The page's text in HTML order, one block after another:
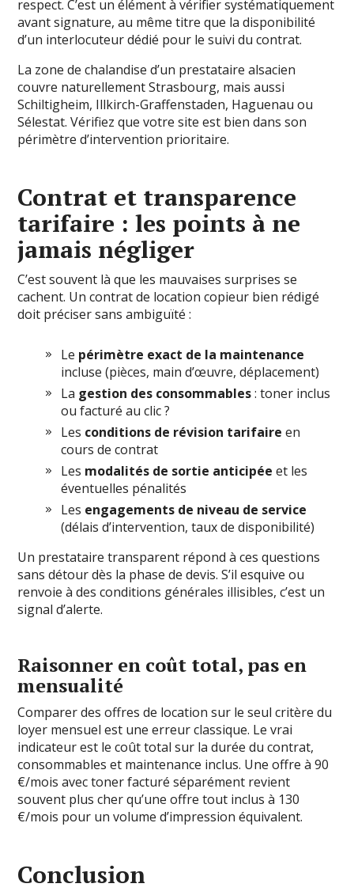
respect. C’est un élément à vérifier systématiquement
avant signature, au même titre que la disponibilité
d’un interlocuteur dédié pour le suivi du contrat.
La zone de chalandise d’un prestataire alsacien
couvre naturellement Strasbourg, mais aussi
Schiltigheim, Illkirch-Graffenstaden, Haguenau ou
Sélestat. Vérifiez que votre site est bien dans son
périmètre d’intervention prioritaire.
Contrat et transparence
tarifaire : les points à ne
jamais négliger
C’est souvent là que les mauvaises surprises se
cachent. Un contrat de location copieur bien rédigé
doit préciser sans ambiguïté :
Le périmètre exact de la maintenance
incluse (pièces, main d’œuvre, déplacement)
La gestion des consommables: toner inclus
ou facturé au clic ?
Les conditions de révision tarifaire en
cours de contrat
Les modalités de sortie anticipée et les
éventuelles pénalités
Les engagements de niveau de service
(délais d’intervention, taux de disponibilité)
Un prestataire transparent répond à ces questions
sans détour dès la phase de devis. S’il esquive ou
renvoie à des conditions générales illisibles, c’est un
signal d’alerte.
Raisonner en coût total, pas en
mensualité
Comparer des offres de location sur le seul critère du
loyer mensuel est une erreur classique. Le vrai
indicateur est le coût total sur la durée du contrat,
consommables et maintenance inclus. Une offre à 90
€/mois avec toner facturé séparément revient
souvent plus cher qu’une offre tout inclus à 130
€/mois pour un volume d’impression équivalent.
Conclusion